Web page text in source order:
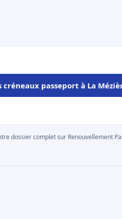
créneaux passeport à La
dossier complet sur Renouvellement